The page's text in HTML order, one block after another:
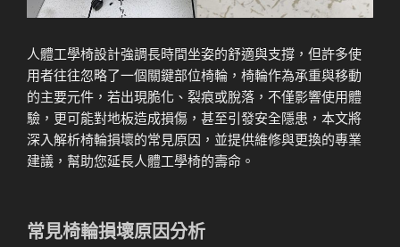
人體工學椅設計強調長時間坐姿的舒適與支撐，但許多使
用者往往忽略了一個關鍵部位椅輪，椅輪作為承重與移動
的主要元件，若出現脆化、裂痕或脫落，不僅影響使用體
驗，更可能對地板造成損傷，甚至引發安全隱患，本文將
深入解析椅輪損壞的常見原因，並提供維修與更換的專業
建議，幫助您延長人體工學椅的壽命。
常見椅輪損壞原因分析